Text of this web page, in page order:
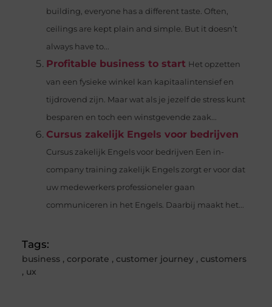
building, everyone has a different taste. Often,
ceilings are kept plain and simple. But it doesn’t
always have to...
Profitable business to start Het opzetten
van een fysieke winkel kan kapitaalintensief en
tijdrovend zijn. Maar wat als je jezelf de stress kunt
besparen en toch een winstgevende zaak...
Cursus zakelijk Engels voor bedrijven
Cursus zakelijk Engels voor bedrijven Een in-
company training zakelijk Engels zorgt er voor dat
uw medewerkers professioneler gaan
communiceren in het Engels. Daarbij maakt het...
Tags:
business, corporate , customer journey, customers
, ux